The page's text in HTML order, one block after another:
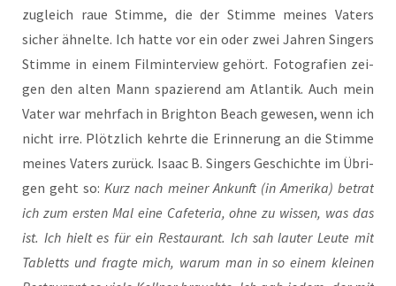
zugleich raue Stim­me, die der Stim­me mei­nes Vaters
sicher ähnel­te. Ich hat­te vor ein oder zwei Jah­ren Sin­gers
Stim­me in einem Film­in­ter­view gehört. Foto­gra­fien zei­
gen den alten Mann spa­zie­rend am Atlan­tik. Auch mein
Vater war mehr­fach in Brigh­ton Beach gewe­sen, wenn ich
nicht irre. Plötz­lich kehr­te die Erin­ne­rung an die Stim­me
mei­nes Vaters zurück. Isaac B. Sin­gers Geschich­te im Übri­
gen geht so:Kurz nach mei­ner Ankunft (in Ame­ri­ka) betrat
ich zum ers­ten Mal eine Cafe­te­ria, ohne zu wis­sen, was das
ist. Ich hielt es für ein Restau­rant. Ich sah lau­ter Leu­te mit
Tabletts und frag­te mich, war­um man in so einem klei­nen